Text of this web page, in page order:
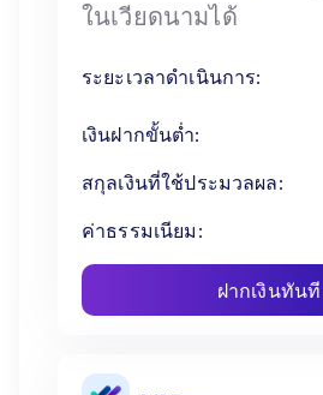
ในเวียดนามได้
ระยะเวลาดำเนินการ:
เงินฝากขั้นต่ำ:
สกุลเงินที่ใช้ประมวลผล:
ค่าธรรมเนียม:
ฝากเงินทันที